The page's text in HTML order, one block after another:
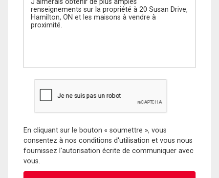
En cliquant sur le bouton « soumettre », vous
consentez à nos conditions d'utilisation et vous nous
fournissez l'autorisation écrite de communiquer avec
vous.